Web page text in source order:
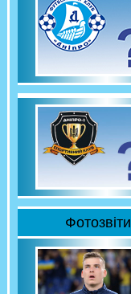
Фотозвіти